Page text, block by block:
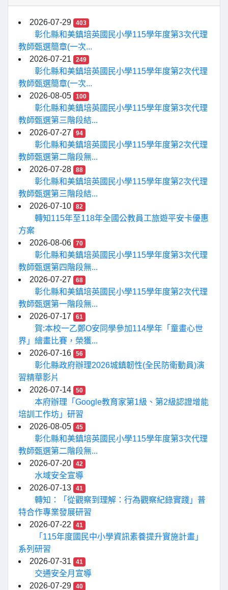
2026-07-29 403
彰化縣和美鎮培英國民小學115學年度第3次代理
教師甄選簡章(一次...
2026-07-21
249
彰化縣和美鎮培英國民小學115學年度第2次代理
教師甄選簡章(一次...
2026-08-05
100
彰化縣和美鎮培英國民小學115學年度第3次代理
教師甄選第三階段結...
2026-07-27
94
彰化縣和美鎮培英國民小學115學年度第2次代理
教師甄選第二階段無...
2026-07-28
88
彰化縣和美鎮培英國民小學115學年度第2次代理
教師甄選第三階段結...
2026-07-10
82
轉知115年至118年全國公教員工旅遊平安卡優惠
方案
2026-08-06
70
彰化縣和美鎮培英國民小學115學年度第3次代理
教師甄選第四階段無...
2026-07-27
68
彰化縣和美鎮培英國民小學115學年度第2次代理
教師甄選第一階段無...
2026-07-17
61
賀:本校一乙鄭O安同學參加114學年「童畫心世
界」繪畫比賽，榮獲...
2026-07-16
56
彰化縣政府辦理2026城鎮韌性(全民防衛動員)演
習精華影片
2026-07-14
50
本府辦理「Google教育家第1級、第2級認證增能
培訓工作坊」研習
2026-08-05
45
彰化縣和美鎮培英國民小學115學年度第3次代理
教師甄選第二階段無...
2026-07-20
42
水域安全宣導
2026-07-13
41
轉知：「從觀察到理解：行為觀察紀錄實踐」普
特合作專業發展研習
2026-07-22
41
「115年度國民中小學資訊素養提升實施計畫」
系列研習
2026-07-31
41
交通安全月宣導
2026-07-29
40